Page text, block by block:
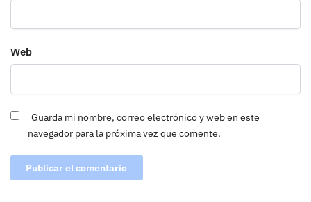
Web
Guarda mi nombre, correo electrónico y web en este
navegador para la próxima vez que comente.